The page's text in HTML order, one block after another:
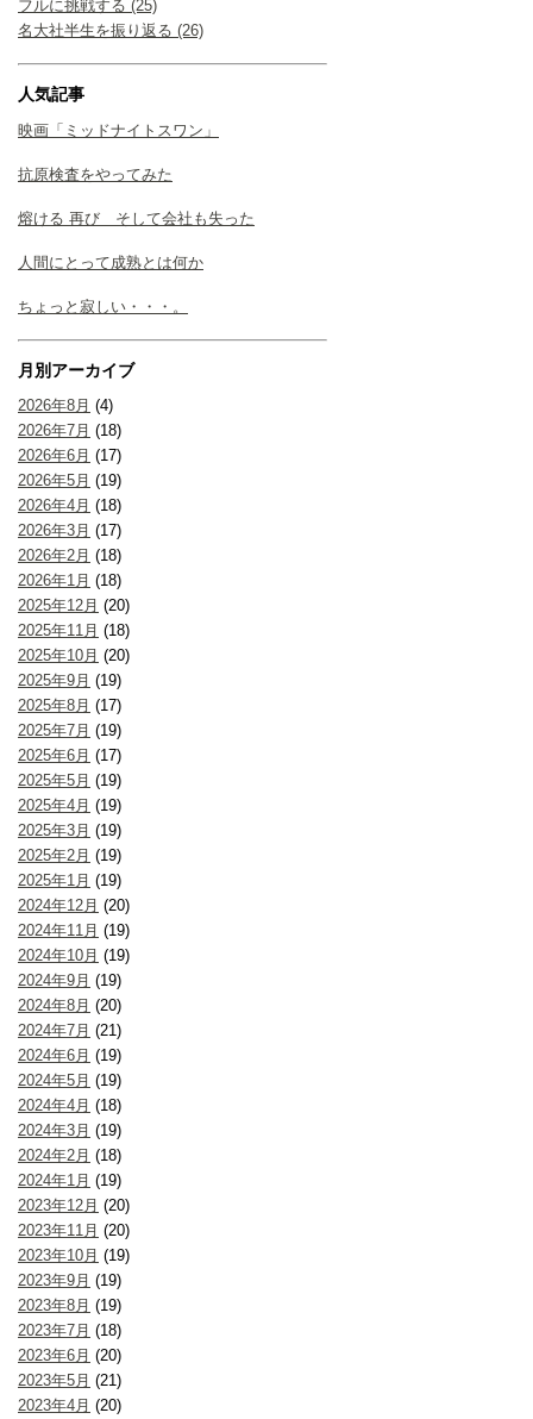
フルに挑戦する (25)
名大社半生を振り返る (26)
人気記事
映画「ミッドナイトスワン」
抗原検査をやってみた
熔ける 再び そして会社も失った
人間にとって成熟とは何か
ちょっと寂しい・・・。
月別アーカイブ
2026年8月 (4)
2026年7月 (18)
2026年6月 (17)
2026年5月 (19)
2026年4月 (18)
2026年3月 (17)
2026年2月 (18)
2026年1月 (18)
2025年12月 (20)
2025年11月 (18)
2025年10月 (20)
2025年9月 (19)
2025年8月 (17)
2025年7月 (19)
2025年6月 (17)
2025年5月 (19)
2025年4月 (19)
2025年3月 (19)
2025年2月 (19)
2025年1月 (19)
2024年12月 (20)
2024年11月 (19)
2024年10月 (19)
2024年9月 (19)
2024年8月 (20)
2024年7月 (21)
2024年6月 (19)
2024年5月 (19)
2024年4月 (18)
2024年3月 (19)
2024年2月 (18)
2024年1月 (19)
2023年12月 (20)
2023年11月 (20)
2023年10月 (19)
2023年9月 (19)
2023年8月 (19)
2023年7月 (18)
2023年6月 (20)
2023年5月 (21)
2023年4月 (20)